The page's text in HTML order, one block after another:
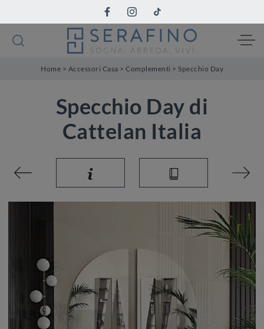
Home > Accessori Casa > Complementi > Specchio Day
Specchio Day di
Cattelan Italia